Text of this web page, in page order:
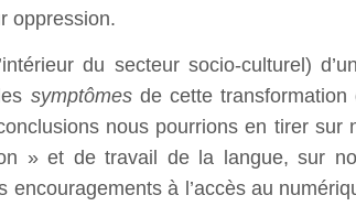
oppression.
du secteur socio-culturel)
symptômesde cette transformation
nous pourrions en tirer sur
» et de travail de la langue, sur
à l’accès au